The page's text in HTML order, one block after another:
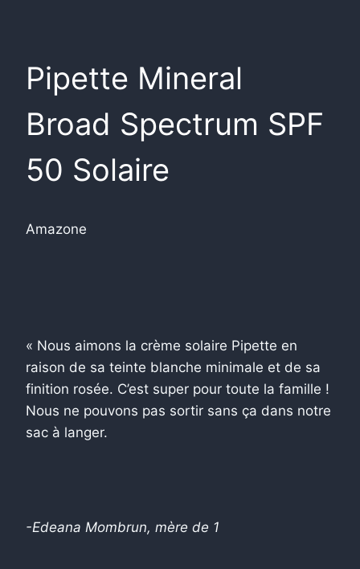
Pipette Mineral
Broad Spectrum SPF
50 Solaire
Amazone
« Nous aimons la crème solaire Pipette en
raison de sa teinte blanche minimale et de sa
finition rosée. C’est super pour toute la famille !
Nous ne pouvons pas sortir sans ça dans notre
sac à langer.
-Edeana Mombrun, mère de 1